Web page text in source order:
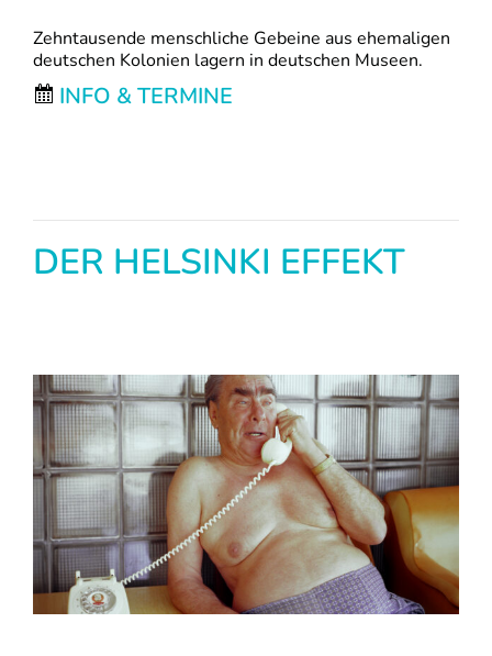
Zehntausende menschliche Gebeine aus ehemaligen
deutschen Kolonien lagern in deutschen Museen.
INFO & TERMINE
DER HELSINKI EFFEKT